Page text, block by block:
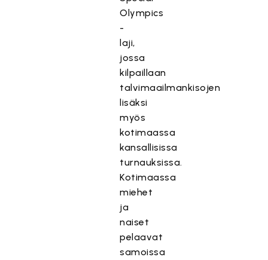
Olympics
-
laji,
jossa
kilpaillaan
talvimaailmankisojen
lisäksi
myös
kotimaassa
kansallisissa
turnauksissa.
Kotimaassa
miehet
ja
naiset
pelaavat
samoissa